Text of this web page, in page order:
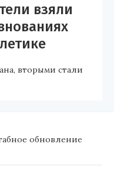
взяли
вторыми стали
обновление